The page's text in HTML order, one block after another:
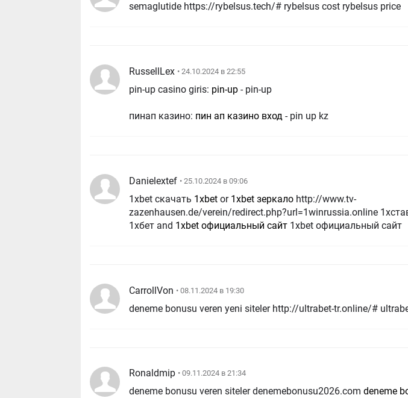
semaglutide https://rybelsus.tech/# rybelsus cost rybelsus price
RussellLex • 24.10.2024 в 22:55
pin-up casino giris: pin-up - pin-up
пинап казино: пин ап казино вход - pin up kz
Danielextef • 25.10.2024 в 09:06
1xbet скачать 1xbet or 1xbet зеркало
zazenhausen.de/verein/redirect.php?url=1winrussia.online
1хбет and 1xbet официальный сайт 1xbet официальный сайт
CarrollVon • 08.11.2024 в 19:30
deneme bonusu veren yeni siteler http://ultrabet-tr.online/#
Ronaldmip • 09.11.2024 в 21:34
deneme bonusu veren siteler denemebonusu2026.comdeneme